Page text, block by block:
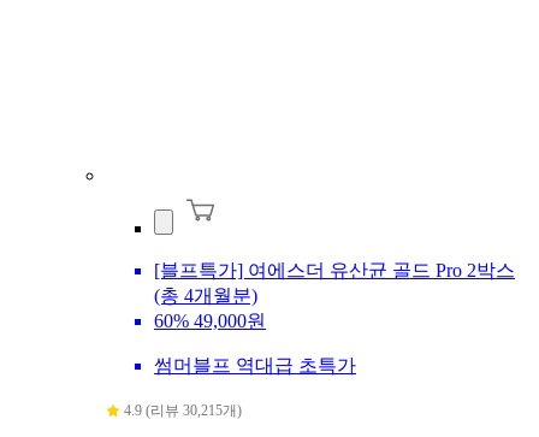
[블프특가] 여에스더 유산균 골드 Pro 2박스
(총 4개월분)
60% 49,000원
썸머블프 역대급 초특가
4.9 (리뷰 30,215개)